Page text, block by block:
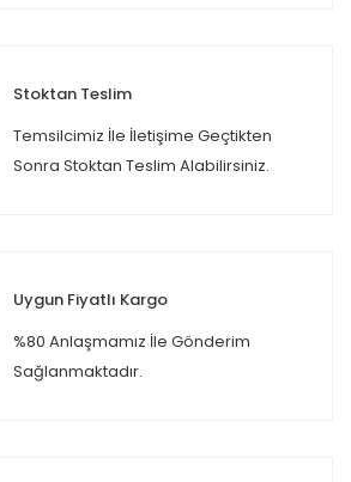
Stoktan Teslim
Temsilcimiz İle İletişime Geçtikten
Sonra Stoktan Teslim Alabilirsiniz.
Uygun Fiyatlı Kargo
%80 Anlaşmamız İle Gönderim
Sağlanmaktadır.